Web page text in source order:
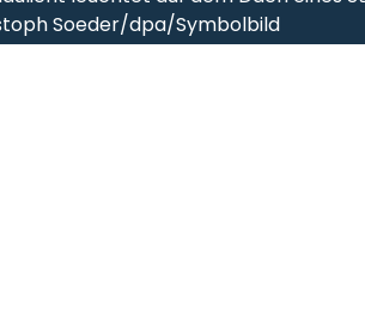
Soeder/dpa/Symbolbild